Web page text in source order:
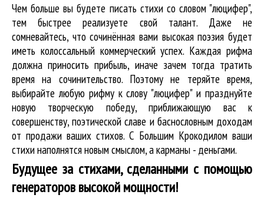
Чем больше вы будете писать стихи со словом "люцифер",
тем быстрее реализуете свой талант. Даже не
сомневайтесь, что сочинённая вами высокая поэзия будет
иметь колоссальный коммерческий успех. Каждая рифма
должна приносить прибыль, иначе зачем тогда тратить
время на сочинительство. Поэтому не теряйте время,
выбирайте любую рифму к слову "люцифер" и празднуйте
новую творческую победу, приближающую вас к
совершенству, поэтической славе и баснословным доходам
от продажи ваших стихов. С Большим Крокодилом ваши
стихи наполнятся новым смыслом, а карманы - деньгами.
Будущее за стихами, сделанными с помощью
генераторов высокой мощности!